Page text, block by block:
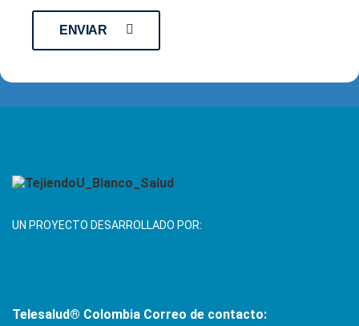
ENVIAR
UN PROYECTO DESARROLLADO POR:
Telesalud® Colombia Correo de contacto: